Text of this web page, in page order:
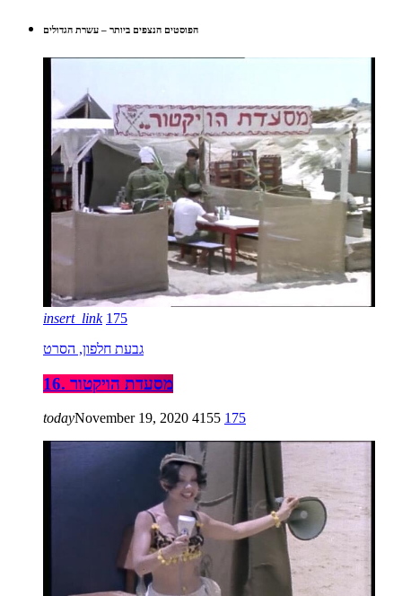
הפוסטים הנצפים ביותר – עשרת הגדולים
insert_link 175
גבעת חלפון, הסרט
16. מסעדת הויקטור
todayNovember 19, 2020 4155 175